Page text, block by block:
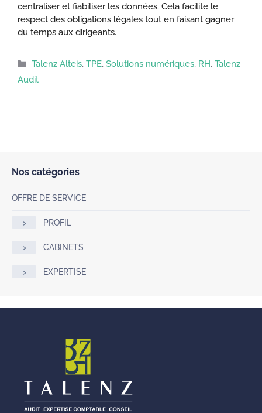
centraliser et fiabiliser les données. Cela facilite le
respect des obligations légales tout en faisant gagner
du temps aux dirigeants.
Catégories
Talenz Alteis, TPE, Solutions numériques, RH, Talenz
Audit
Nos catégories
OFFRE DE SERVICE
PROFIL
CABINETS
EXPERTISE